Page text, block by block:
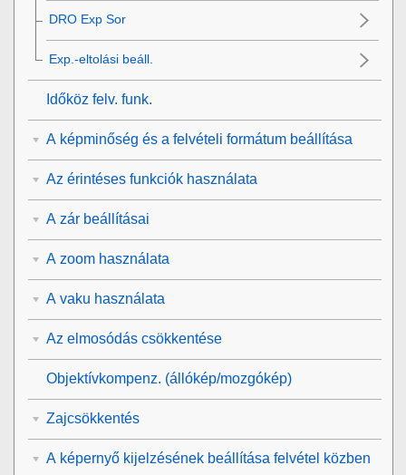
DRO Exp Sor
Exp.-eltolási beáll.
Időköz felv. funk.
A képminőség és a felvételi formátum beállítása
Az érintéses funkciók használata
A zár beállításai
A zoom használata
A vaku használata
Az elmosódás csökkentése
Objektívkompenz. (állókép/mozgókép)
Zajcsökkentés
A képernyő kijelzésének beállítása felvétel közben